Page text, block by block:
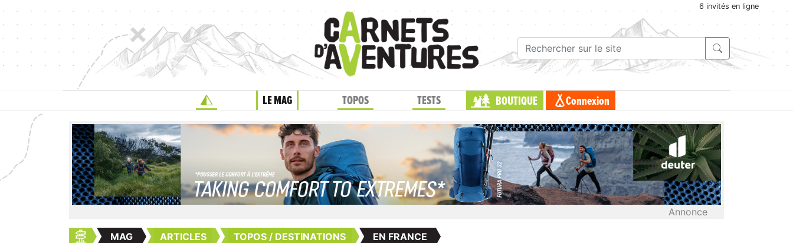
6 invités en ligne
LE MAG TOPOS TESTS BOUTIQUE Connexion
Annonce
MAG ARTICLES TOPOS / DESTINATIONS EN FRANCE